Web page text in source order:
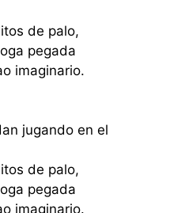
de palo,
pegada
imaginario.
jugando en el
de palo,
pegada
imaginario.